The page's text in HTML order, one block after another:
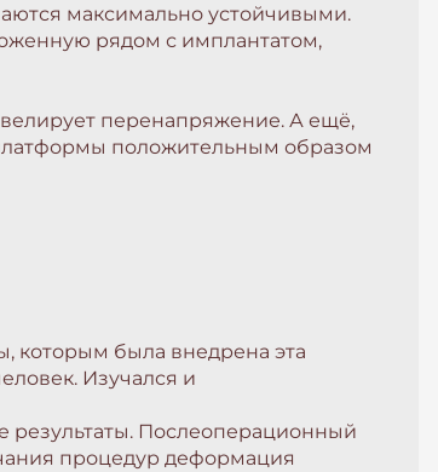
максимально устойчивыми.
рядом с имплантатом,
перенапряжение. А ещё,
положительным образом
которым была внедрена эта
Изучался и
результаты. Послеоперационный
процедур деформация